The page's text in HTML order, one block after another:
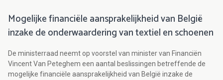
Mogelijke financiële aansprakelijkheid van België
inzake de onderwaardering van textiel en schoenen
De ministerraad neemt op voorstel van minister van Financiën
Vincent Van Peteghem een aantal beslissingen betreffende de
mogelijke financiële aansprakelijkheid van België inzake de